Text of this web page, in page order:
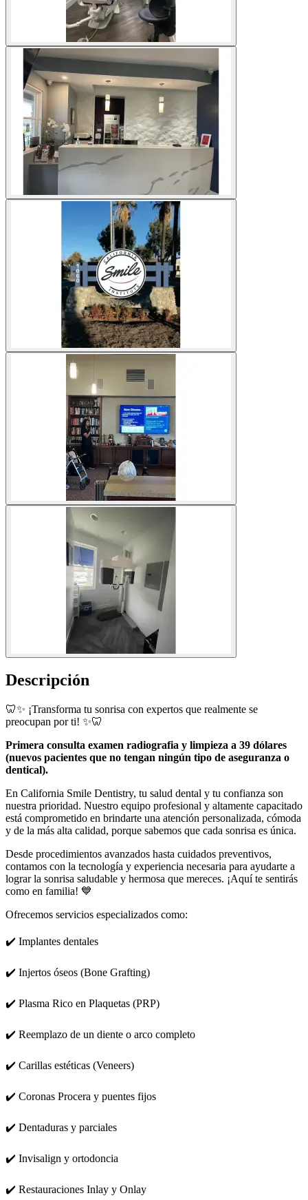
Descripción
🦷✨ ¡Transforma tu sonrisa con expertos que realmente se
preocupan por ti! ✨🦷
Primera consulta examen radiografia y limpieza a 39 dólares
(nuevos pacientes que no tengan ningún tipo de aseguranza o
dentical).
En California Smile Dentistry, tu salud dental y tu confianza son
nuestra prioridad. Nuestro equipo profesional y altamente capacitado
está comprometido en brindarte una atención personalizada, cómoda
y de la más alta calidad, porque sabemos que cada sonrisa es única.
Desde procedimientos avanzados hasta cuidados preventivos,
contamos con la tecnología y experiencia necesaria para ayudarte a
lograr la sonrisa saludable y hermosa que mereces. ¡Aquí te sentirás
como en familia! 💙
Ofrecemos servicios especializados como:
✔️ Implantes dentales
✔️ Injertos óseos (Bone Grafting)
✔️ Plasma Rico en Plaquetas (PRP)
✔️ Reemplazo de un diente o arco completo
✔️ Carillas estéticas (Veneers)
✔️ Coronas Procera y puentes fijos
✔️ Dentaduras y parciales
✔️ Invisalign y ortodoncia
✔️ Restauraciones Inlay y Onlay